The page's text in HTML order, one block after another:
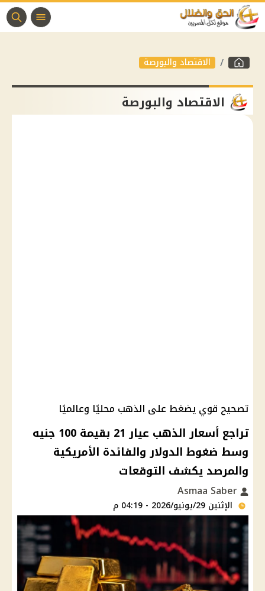
الاقتصاد والبورصة
الاقتصاد والبورصة
تصحيح قوي يضغط على الذهب محليًا وعالميًا
تراجع أسعار الذهب عيار 21 بقيمة 100 جنيه
وسط ضغوط الدولار والفائدة الأمريكية
والمرصد يكشف التوقعات
الإثنين 29/يونيو/2026 - 04:19 م